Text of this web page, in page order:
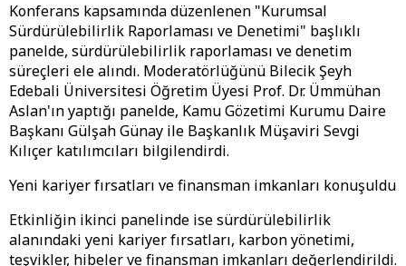
Konferans kapsamında düzenlenen "Kurumsal
Sürdürülebilirlik Raporlaması ve Denetimi" başlıklı
panelde, sürdürülebilirlik raporlaması ve denetim
süreçleri ele alındı. Moderatörlüğünü Bilecik Şeyh
Edebali Üniversitesi Öğretim Üyesi Prof. Dr. Ümmühan
Aslan'ın yaptığı panelde, Kamu Gözetimi Kurumu Daire
Başkanı Gülşah Günay ile Başkanlık Müşaviri Sevgi
Kılıçer katılımcıları bilgilendirdi.
Yeni kariyer fırsatları ve finansman imkanları konuşuldu
Etkinliğin ikinci panelinde ise sürdürülebilirlik
alanındaki yeni kariyer fırsatları, karbon yönetimi,
teşvikler, hibeler ve finansman imkanları değerlendirildi.